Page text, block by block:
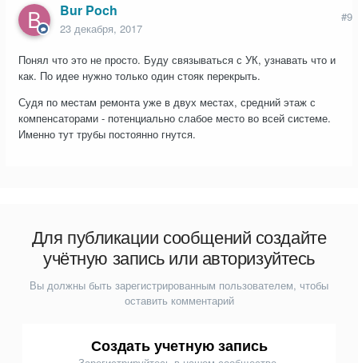
Bur Poch
23 декабря, 2017
#9
Понял что это не просто. Буду связываться с УК, узнавать что и
как. По идее нужно только один стояк перекрыть.
Судя по местам ремонта уже в двух местах, средний этаж с
компенсаторами - потенциально слабое место во всей системе.
Именно тут трубы постоянно гнутся.
Для публикации сообщений создайте
учётную запись или авторизуйтесь
Вы должны быть зарегистрированным пользователем, чтобы
оставить комментарий
Создать учетную запись